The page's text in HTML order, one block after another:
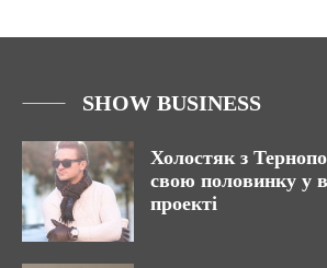
SHOW BUSINESS
Холостяк з
свою половинку у
проекті